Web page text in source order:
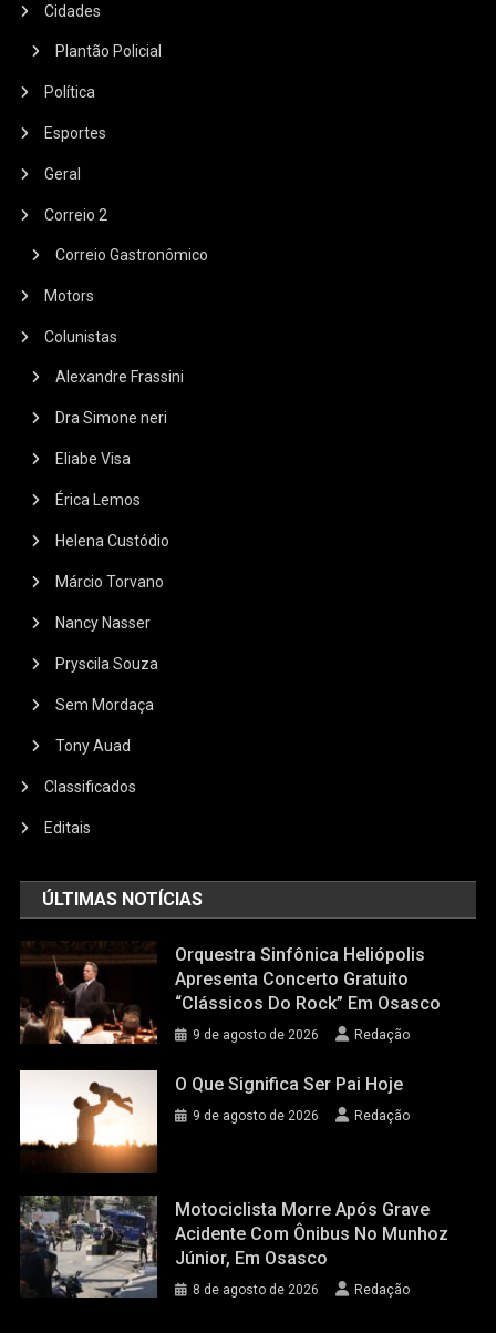
Cidades
Plantão Policial
Política
Esportes
Geral
Correio 2
Correio Gastronômico
Motors
Colunistas
Alexandre Frassini
Dra Simone neri
Eliabe Visa
Érica Lemos
Helena Custódio
Márcio Torvano
Nancy Nasser
Pryscila Souza
Sem Mordaça
Tony Auad
Classificados
Editais
ÚLTIMAS NOTÍCIAS
Orquestra Sinfônica Heliópolis
Apresenta Concerto Gratuito
“Clássicos Do Rock” Em Osasco
9 de agosto de 2026 Redação
O Que Significa Ser Pai Hoje
9 de agosto de 2026 Redação
Motociclista Morre Após Grave
Acidente Com Ônibus No Munhoz
Júnior, Em Osasco
8 de agosto de 2026 Redação